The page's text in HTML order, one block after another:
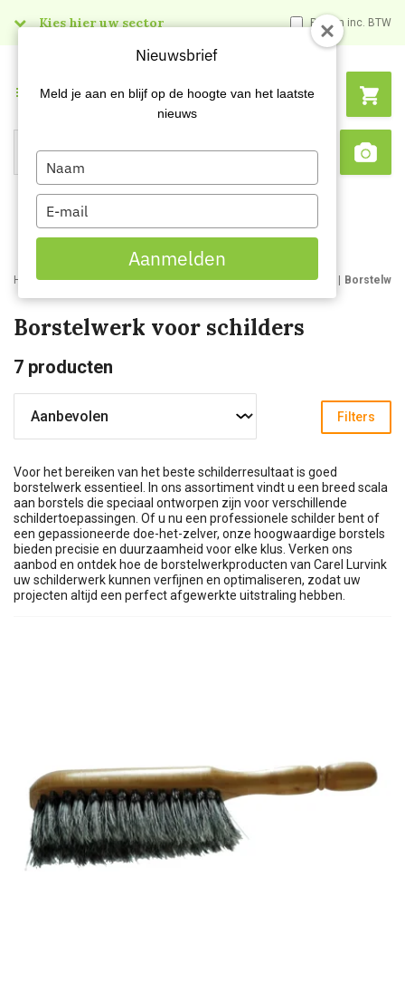
Kies hier uw sector Prijzen inc. BTW
Search
Menu
Home Webshop Schildersartikelen Schildersbenodigdheden
Borstelwerk voor schilders
7 producten
Filters
Voor het bereiken van het beste schilderresultaat is goed
borstelwerk essentieel. In ons assortiment vindt u een breed scala
aan borstels die speciaal ontworpen zijn voor verschillende
schildertoepassingen. Of u nu een professionele schilder bent of
een gepassioneerde doe-het-zelver, onze hoogwaardige borstels
bieden precisie en duurzaamheid voor elke klus. Verken ons
aanbod en ontdek hoe de borstelwerkproducten van Carel Lurvink
uw schilderwerk kunnen verfijnen en optimaliseren, zodat uw
projecten altijd een perfect afgewerkte uitstraling hebben.
Nieuwsbrief
Meld je aan en blijf op de hoogte van het laatste
nieuws
Type
your
name
Type
your
email
Aanmelden